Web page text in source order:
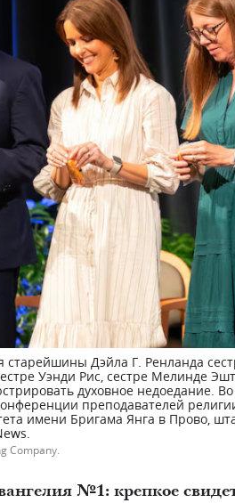
старейшины Дэйла Г. Ренланда
Уэнди Рис, сестре Мелинде
духовное недоедание.
преподавателей
имени Бригама Янга в Прово,
Company.
№1: крепкое